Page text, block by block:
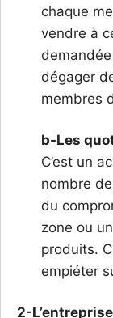
chaque
vendre à
dégager
membres
b-Les
C’est un
nombre
du
zone ou
produits.
empiéter
2-